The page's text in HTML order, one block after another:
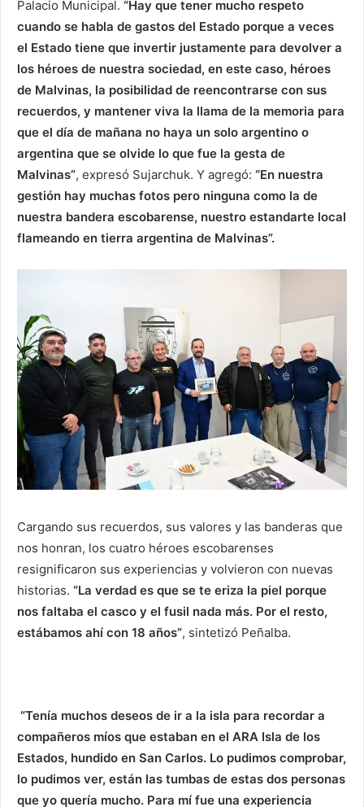
Palacio Municipal. “Hay que tener mucho respeto
cuando se habla de gastos del Estado porque a veces
el Estado tiene que invertir justamente para devolver a
los héroes de nuestra sociedad, en este caso, héroes
de Malvinas, la posibilidad de reencontrarse con sus
recuerdos, y mantener viva la llama de la memoria para
que el día de mañana no haya un solo argentino o
argentina que se olvide lo que fue la gesta de
Malvinas”, expresó Sujarchuk. Y agregó: “En nuestra
gestión hay muchas fotos pero ninguna como la de
nuestra bandera escobarense, nuestro estandarte local
flameando en tierra argentina de Malvinas”.
Cargando sus recuerdos, sus valores y las banderas que
nos honran, los cuatro héroes escobarenses
resignificaron sus experiencias y volvieron con nuevas
historias. “La verdad es que se te eriza la piel porque
nos faltaba el casco y el fusil nada más. Por el resto,
estábamos ahí con 18 años”, sintetizó Peñalba.
“Tenía muchos deseos de ir a la isla para recordar a
compañeros míos que estaban en el ARA Isla de los
Estados, hundido en San Carlos. Lo pudimos comprobar,
lo pudimos ver, están las tumbas de estas dos personas
que yo quería mucho. Para mí fue una experiencia